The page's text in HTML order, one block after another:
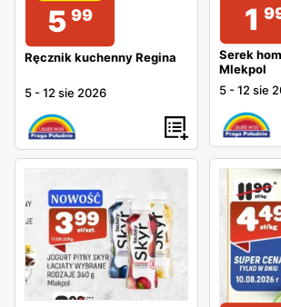
5 99
Ręcznik kuchenny Regina
5 -12 sie 2026
1
Serek
Mlekpol
5 -12 sie